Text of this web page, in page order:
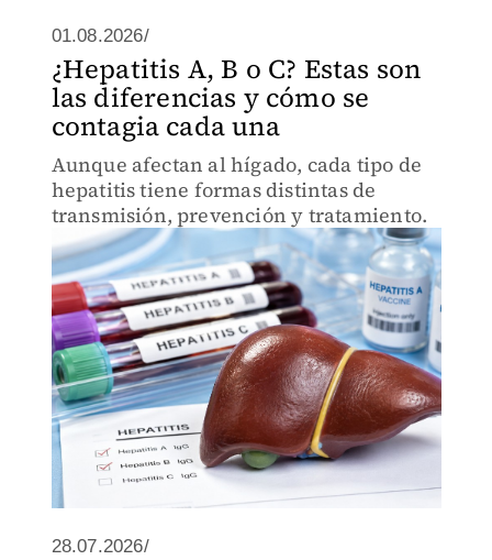
01.08.2026/
¿Hepatitis A, B o C? Estas son
las diferencias y cómo se
contagia cada una
Aunque afectan al hígado, cada tipo de
hepatitis tiene formas distintas de
transmisión, prevención y tratamiento.
28.07.2026/